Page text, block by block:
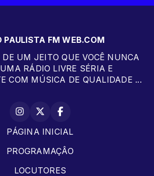
PAULISTA FM WEB.COM
UM JEITO QUE VOCÊ NUNCA
RÁDIO LIVRE SÉRIA E
COM MÚSICA DE QUALIDADE ...
PÁGINA INICIAL
PROGRAMAÇÂO
LOCUTORES